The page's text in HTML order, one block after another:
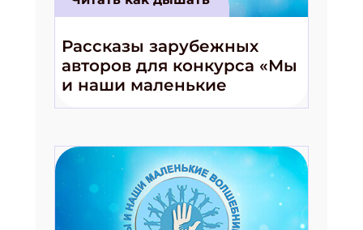
Рассказы зарубежных
авторов для конкурса «Мы
и наши маленькие
волшебники!»